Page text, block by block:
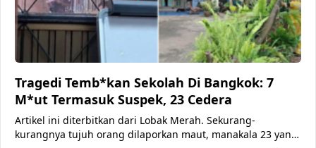
Tragedi Temb*kan Sekolah Di Bangkok: 7
M*ut Termasuk Suspek, 23 Cedera
Artikel ini diterbitkan dari Lobak Merah. Sekurang-
kurangnya tujuh orang dilaporkan maut, manakala 23 yang